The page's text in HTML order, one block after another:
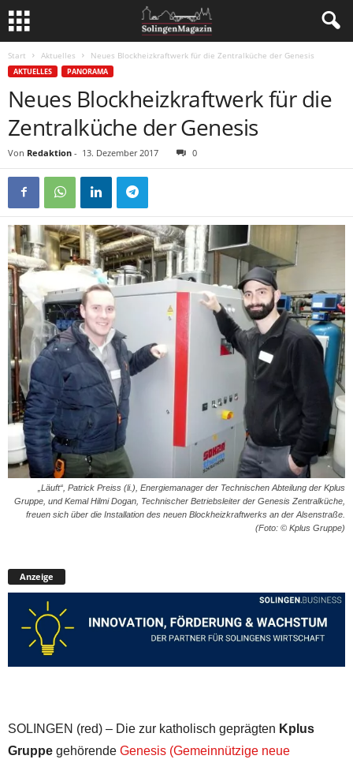
Start Aktuelles Neues Blockheizkraftwerk für die Zentralküche der Genesis
AKTUELLES PANORAMA
Neues Blockheizkraftwerk für die
Zentralküche der Genesis
Von Redaktion - 13. Dezember 2017 0
„Läuft“, Patrick Preiss (li.), Energiemanager der Technischen Abteilung der Kplus
Gruppe, und Kemal Hilmi Dogan, Technischer Betriebsleiter der Genesis Zentralküche,
freuen sich über die Installation des neuen Blockheizkraftwerks an der Alsenstraße.
(Foto: © Kplus Gruppe)
Anzeige
SOLINGEN (red) – Die zur katholisch geprägten Kplus
Gruppe gehörende Genesis (Gemeinnützige neue